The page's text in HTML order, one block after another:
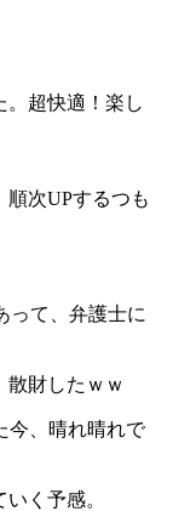
。超快適！楽し
次UPするつも
って、弁護士に
散財したｗｗ
今、晴れ晴れで
く予感。